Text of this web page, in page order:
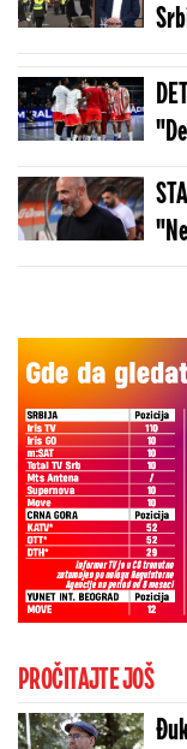
PROČITAJTE JOŠ